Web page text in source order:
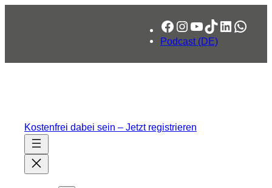
Facebook
Instagram
YouTube
TikTok
LinkedIn
Podcast (DE)
Kostenfrei dabei sein – Jetzt registrieren